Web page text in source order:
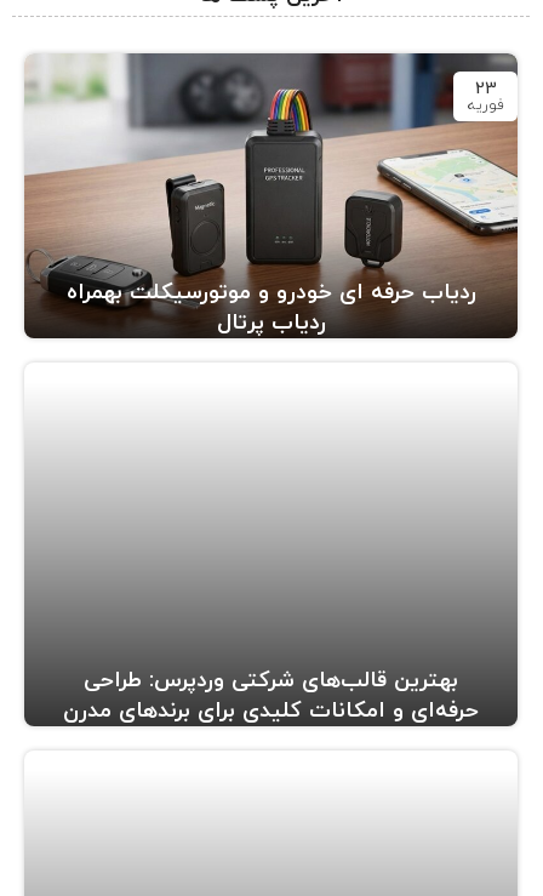
23
فوریه
ردیاب حرفه ای خودرو و موتورسیکلت بهمراه
ردیاب پرتال
بهترین قالب‌های شرکتی وردپرس: طراحی
حرفه‌ای و امکانات کلیدی برای برندهای مدرن